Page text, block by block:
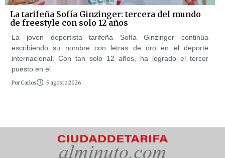
La tarifeña Sofía Ginzinger: tercera del mundo
de freestyle con solo 12 años
La joven deportista tarifeña Sofía Ginzinger continúa
escribiendo su nombre con letras de oro en el deporte
internacional. Con tan solo 12 años, ha logrado el tercer
puesto en el
Por Carlos 5 agosto 2026